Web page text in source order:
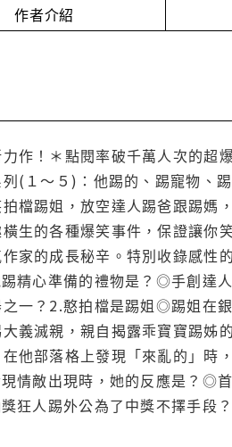
作者介紹
作！＊點閱率破千萬人次的
～５)：他踢的、踢寵物、
檔踢姐，放空達人踢爸跟踢媽
的各種爆笑事件，保證讓你
家的成長秘辛。特別收錄感
精心準備的禮物是？◎手創達
一？2.憨拍檔是踢姐◎踢姐在
義滅親，親自揭露乖寶寶踢
他部落格上發現「來亂的」
情敵出現時，她的反應是？◎
狂人踢外公為了中獎不擇手